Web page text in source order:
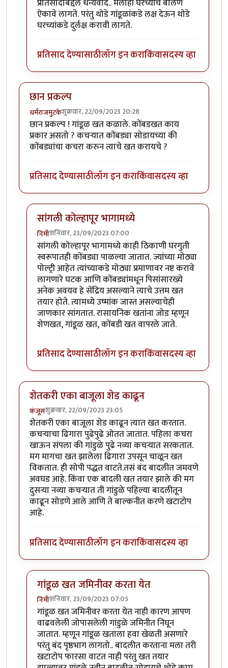
प्रतिसादाबद्दल धन्यवाद.. मलाही घरच्यांचे बोलणे
ऐकावे लागते. परंतु थोडे गांडूळांकडे लक्ष देऊन थोडे
घरच्यांकडे दुर्लक्ष करावी लागते.
प्रतिसाद देण्यासाठीलॉग इन कराकिंवासदस्य व्हा
छान प्रकल्प
धर्मराजमुटकेशुक्रवार, 22/09/2023 20:28
छान प्रकल्प ! गांडूळ खत कळाले. कोंबडखत काय
प्रकार असतो ? कचर्‍यात कोंबड्या सोडायच्या की
कोंबड्यांचा कचरा करुन त्याचे खत करायचे ?
प्रतिसाद देण्यासाठीलॉग इन कराकिंवासदस्य व्हा
सांगली कोल्हापूर भागामध्ये
निमीशनिवार, 23/09/2023 07:00
In reply toछान प्रकल्पbyधर्मराजमुटके
सांगली कोल्हापूर भागामध्ये काही ठिकाणी घरगुती
स्वरूपातही कोंबड्या पाळल्या जातात. ज्यांच्या मोठ्या
पोल्ट्री आहेत त्यांच्याकडे मोठ्या प्रमाणावर नष्ट करावे
लागणारे घटक आणि कोंबड्यांमधून पिसांसारख्ये
अनेक अवयव हे सेंद्रिय असल्याने त्याचे उत्तम खत
तयार होते. त्यामध्ये उष्मांक जास्त असल्याचेही
जाणकार सांगतात. रासायनिक खतांना जोड म्हणून
शेणखत, गांडूळ खत, कोंबडी खत वापरले जाते.
प्रतिसाद देण्यासाठीलॉग इन कराकिंवासदस्य व्हा
शेतकरी एका बाजूला शेड काढून
कंजूसशुक्रवार, 22/09/2023 23:05
शेतकरी एका बाजूला शेड काढून त्यात खत करतात.
कचऱ्याचा ढिगारा पुढेपुढे ओतत जातात. पहिला कचरा
खाऊन संपला की गांडुळे पुढे नव्या कचऱ्यात सरकतात.
मग मागचा खत झालेला ढिगारा उपसून चाळून खत
विकतात. ही सोपी पद्धत वाटते.तसं बंद बादलीत जमवणे
अवघड आहे. किंवा एक बादली खत तयार झाले की मग
दुसऱ्या नव्या कचऱ्यात ती गांडुळे पहिल्या बादलीतून
काढून सोडणे आले आणि ते बाल्कनीत करणे खटाटोप
आहे.
प्रतिसाद देण्यासाठीलॉग इन कराकिंवासदस्य व्हा
गांडूळ खत जमिनीवर करता येत
निमीशनिवार, 23/09/2023 07:05
In reply toशेतकरी एका बाजूला शेड काढूनbyकंजूस
गांडूळ खत जमिनीवर करता येत नाही कारण आपण
वाढवलेली जोपासलेली गांडुळे जमिनीत निघून
जातात. म्हणून गांडूळ खताला हवा खेळती असणारे
परंतु बंद पृष्ठभाग लागतो.. बादलीत करताना मला तरी
खटाटोप फारसा वाटत नाही परंतु खत तयार